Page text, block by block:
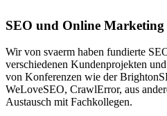
SEO und Online Marketing
Wir von svaerm haben fundierte
verschiedenen Kundenprojekten
von Konferenzen wie der
WeLoveSEO, CrawlError, aus
Austausch mit Fachkollegen.